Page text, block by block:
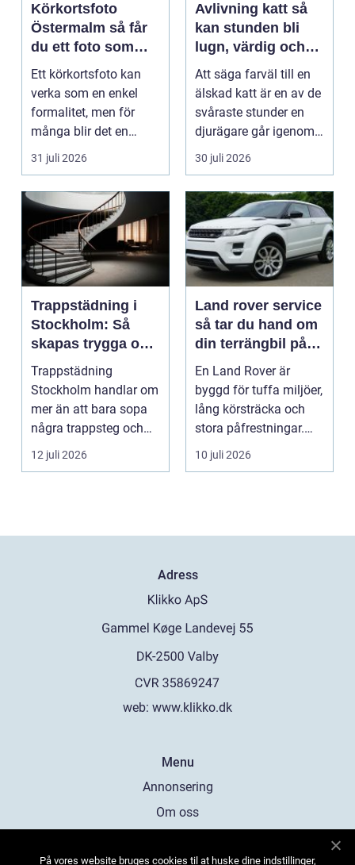
Körkortsfoto
Östermalm så får
du ett foto som
alltid blir godkänt
Ett körkortsfoto kan
verka som en enkel
formalitet, men för
många blir det en
oväntad källa till str...
31 juli 2026
Avlivning katt så
kan stunden bli
lugn, värdig och
trygg
Att säga farväl till en
älskad katt är en av de
svåraste stunder en
djurägare går igenom.
Beslutet o...
30 juli 2026
Trappstädning i
Stockholm: Så
skapas trygga och
trivsamma
trapphus
Trappstädning
Stockholm handlar om
mer än att bara sopa
några trappsteg och
torka en...
12 juli 2026
Land rover service
så tar du hand om
din terrängbil på
rätt sätt
En Land Rover är
byggd för tuffa miljöer,
lång körsträcka och
stora påfrestningar.
Samtidigt är det ...
10 juli 2026
Adress
web: www.klikko.dk
Menu
Annonsering
Om oss
På vores website bruges cookies til at huske dine indstillinger,